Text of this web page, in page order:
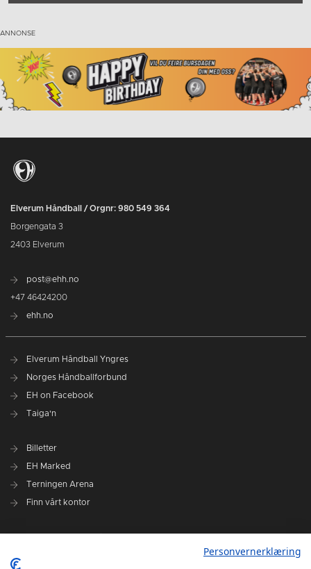
Elverum Håndball / Orgnr: 980 549 364
Borgengata 3
2403 Elverum
post@ehh.no
+47 46424200
ehh.no
Elverum Håndball Yngres
Norges Håndballforbund
EH on Facebook
Taiga'n
Billetter
EH Marked
Terningen Arena
Finn vårt kontor
Personvernerklæring